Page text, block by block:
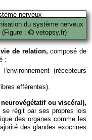
du système nerveux
(Figure :
vetopsy.fr)
de relation, composé de
:
(récepteurs
efférentes).
ou viscéral),
régit par ses propres lois
des organes comme les
des glandes exocrines